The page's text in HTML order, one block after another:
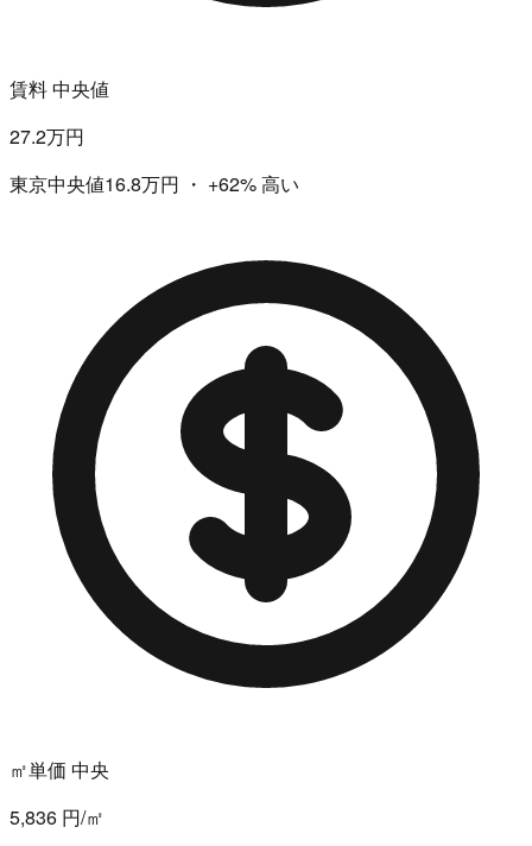
賃料 中央値
27.2万円
東京中央値16.8万円 ・ +62%高い
㎡単価 中央
5,836 円/㎡